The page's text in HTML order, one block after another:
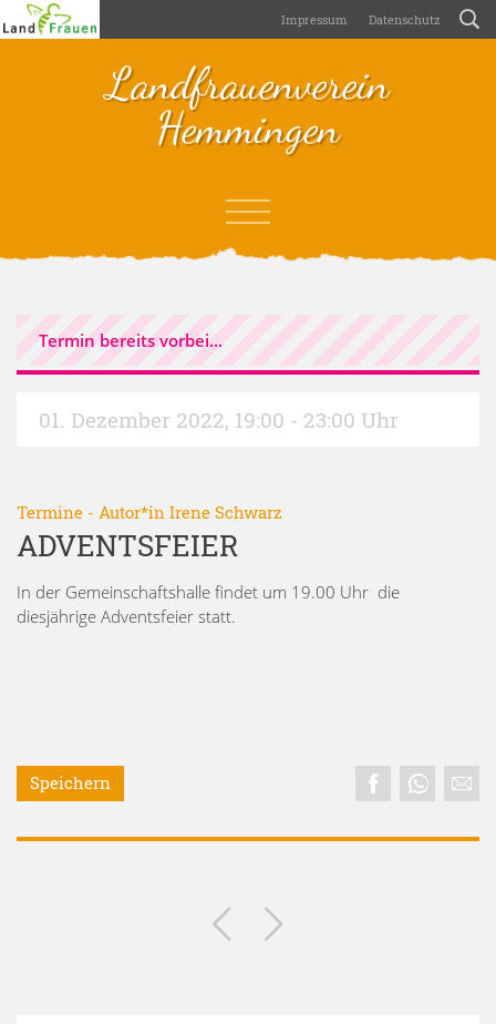
Impressum Datenschutz
Landfrauenverein
Hemmingen
Termin bereits vorbei...
01. Dezember 2022, 19:00 - 23:00 Uhr
Termine - Autor*in Irene Schwarz
ADVENTSFEIER
In der Gemeinschaftshalle findet um 19.00 Uhr die
diesjährige Adventsfeier statt.
Speichern